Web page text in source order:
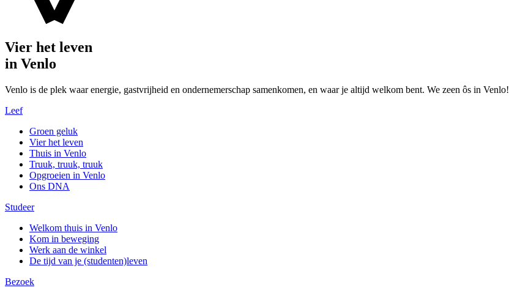
Vier het leven
in Venlo
Venlo is de plek waar energie, gastvrijheid en ondernemerschap samenkomen, en waar je altijd welkom bent. We zeen ôs in Venlo!
Leef
Groen geluk
Vier het leven
Thuis in Venlo
Truuk, truuk, truuk
Opgroeien in Venlo
Ons DNA
Studeer
Welkom thuis in Venlo
Kom in beweging
Werk aan de winkel
De tijd van je (studenten)leven
Bezoek